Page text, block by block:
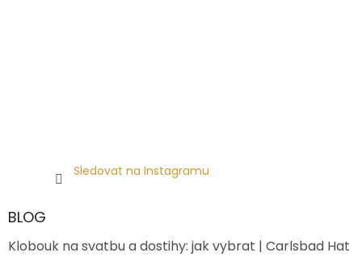
Sledovat na Instagramu
BLOG
Klobouk na svatbu a dostihy: jak vybrat | Carlsbad Hat